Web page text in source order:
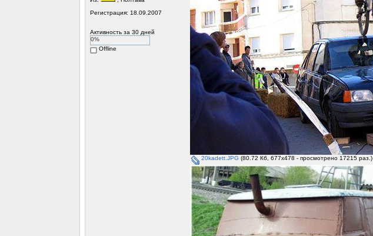
Регистрация: 18.09.2007
Активность за 30 дней
0%
Offline
20kadett.JPG (80.72 Кб, 677x478 - просмотрено 17215 раз.)